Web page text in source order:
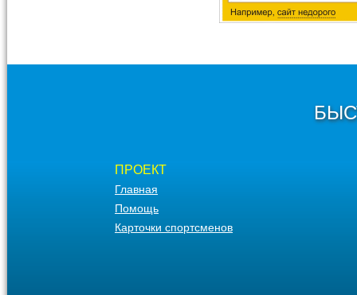
ПРОЕКТ
Главная
Помощь
Карточки спортсменов